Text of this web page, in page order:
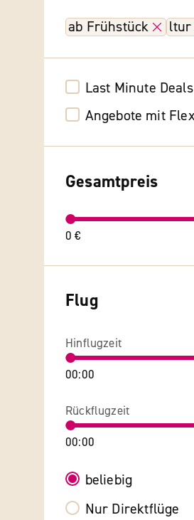
ab Frühstück ltur
Last Minute Deals
Angebote mit
Gesamtpreis
0 €
Flug
Hinflugzeit
00:00
Rückflugzeit
00:00
beliebig
Nur Direktflüge